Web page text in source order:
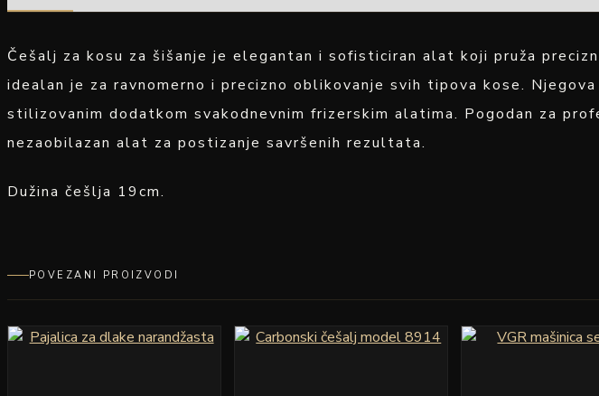
Češalj za kosu za šišanje je elegantan i sofisticiran alat koji pruža
idealan je za ravnomerno i precizno oblikovanje svih tipova kose.
stilizovanim dodatkom svakodnevnim frizerskim alatima. Pogodan za
nezaobilazan alat za postizanje savršenih rezultata.
Dužina češlja 19cm.
POVEZANI PROIZVODI